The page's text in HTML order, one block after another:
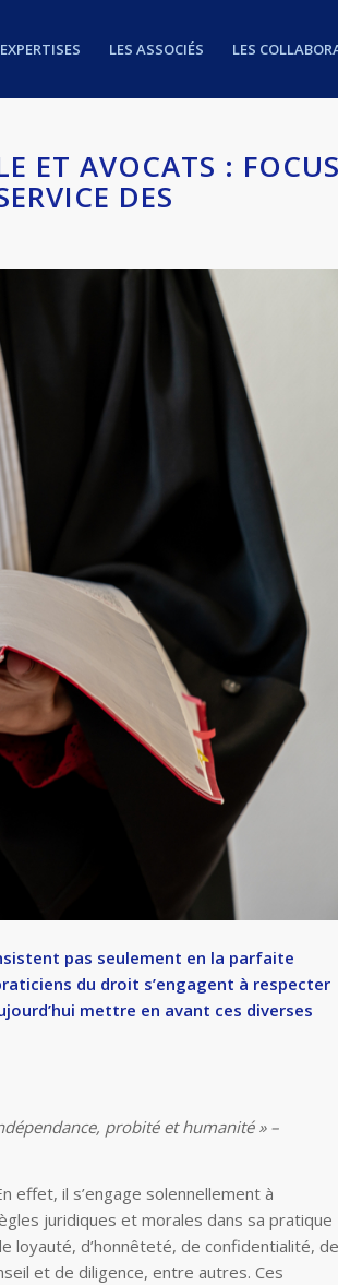
EXPERTISES LES ASSOCIÉS LES
ET AVOCATS :
DES
pas seulement en la parfaite
du droit s’engagent à respecter
mettre en avant ces diverses
probité et humanité » –
effet, il s’engage solennellement à
juridiques et morales dans sa pratique
loyauté, d’honnêteté, de confidentialité, de
et de diligence, entre autres. Ces